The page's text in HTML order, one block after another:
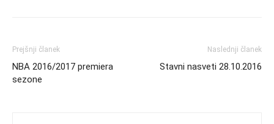
Prejšnji članek
NBA 2016/2017 premiera
sezone
Naslednji članek
Stavni nasveti 28.10.2016